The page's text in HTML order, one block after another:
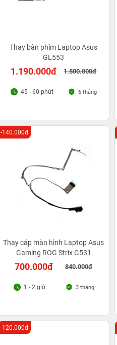
Thay bàn phím Laptop Asus
GL553
1.190.000đ 1.500.000đ
45 - 60 phút 6 tháng
Thay cáp màn hình Laptop Asus
Gaming ROG Strix G531
700.000đ 840.000đ
-140.000đ
1 - 2 giờ 3 tháng
-120.000đ